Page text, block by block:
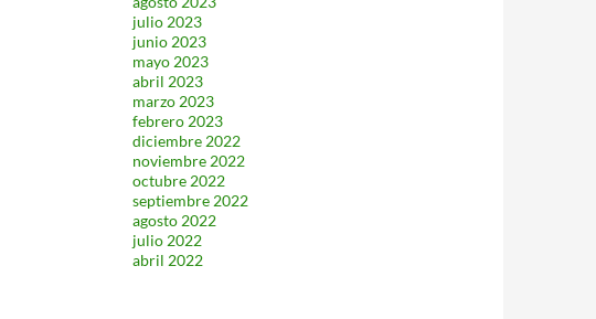
julio 2023
junio 2023
mayo 2023
abril 2023
marzo 2023
febrero 2023
diciembre 2022
noviembre 2022
octubre 2022
septiembre 2022
agosto 2022
julio 2022
abril 2022